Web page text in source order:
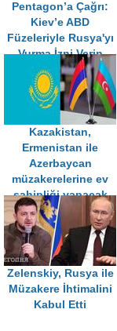
Pentagon’a Çağrı:
Kiev’e ABD
Füzeleriyle Rusya'yı
Vurma İzni Verin
Kazakistan,
Ermenistan ile
Azerbaycan
müzakerelerine ev
sahipliği yapacak
Zelenskiy, Rusya ile
Müzakere İhtimalini
Kabul Etti